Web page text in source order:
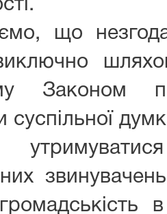
що
суспільної